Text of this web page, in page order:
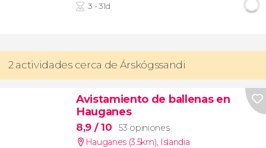
3 - 31d
2 actividades cerca de Árskógssandi
Avistamiento de ballenas en
Hauganes
8,9 / 10
53 opiniones
Hauganes (3.5km), Islandia